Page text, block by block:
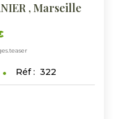
,Marseille
Réf : 322